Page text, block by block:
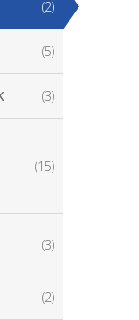
(2)
(5)
(3)
(15)
(3)
(2)